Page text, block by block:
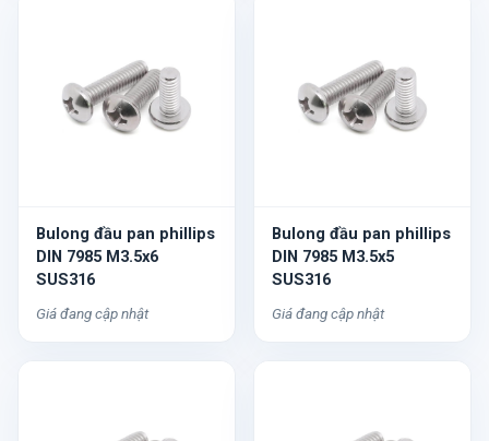
Bulong đầu pan phillips
DIN 7985 M3.5x6
SUS316
Giá đang cập nhật
Bulong đầu pan phillips
DIN 7985 M3.5x5
SUS316
Giá đang cập nhật